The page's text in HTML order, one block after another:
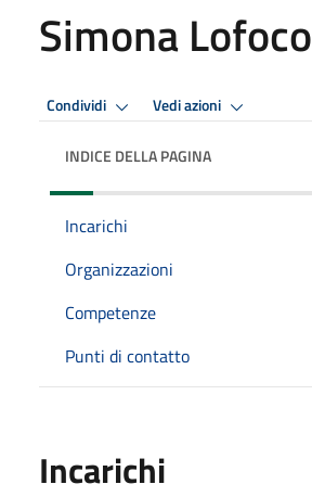
Simona Lofoco
Condividi Vedi azioni
INDICE DELLA PAGINA
Incarichi
Organizzazioni
Competenze
Punti di contatto
Incarichi